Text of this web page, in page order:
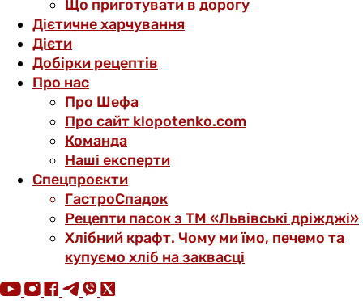
Що приготувати в дорогу
Дієтичне харчування
Дієти
Добірки рецептів
Про нас
Про Шефа
Про сайт klopotenko.com
Команда
Наші експерти
Спецпроєкти
ГастроСпадок
Рецепти пасок з ТМ «Львівські дріжджі»
Хлібний крафт. Чому ми їмо, печемо та
купуємо хліб на заквасці